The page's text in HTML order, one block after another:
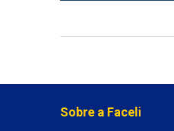
Sobre a Faceli